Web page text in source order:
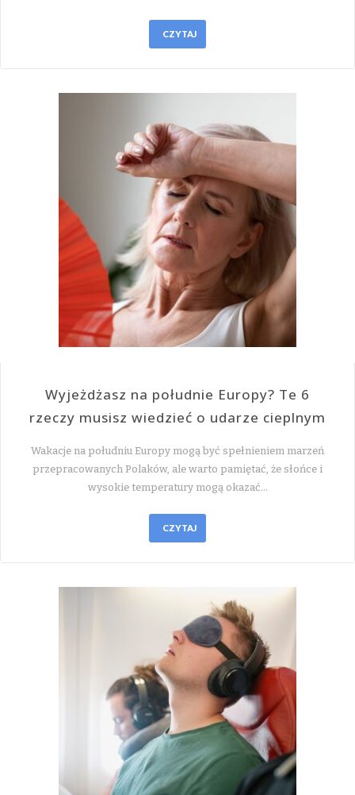
CZYTAJ
Wyjeżdżasz na południe Europy? Te 6
rzeczy musisz wiedzieć o udarze cieplnym
Wakacje na południu Europy mogą być spełnieniem marzeń
przepracowanych Polaków, ale warto pamiętać, że słońce i
wysokie temperatury mogą okazać…
CZYTAJ